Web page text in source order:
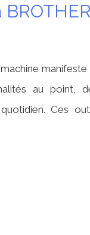
manifeste
au point,
Ces